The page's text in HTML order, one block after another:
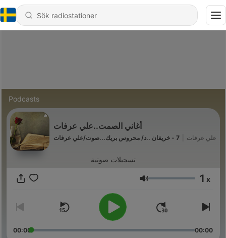
Podcasts
أغاني الصمت..علي عرفات
علي عرفات 7 - خريفان ..د/ محروس بريك...صوت/علي عرفات
تسجيلات صوتية
Volym 1 x
00:00 00:00